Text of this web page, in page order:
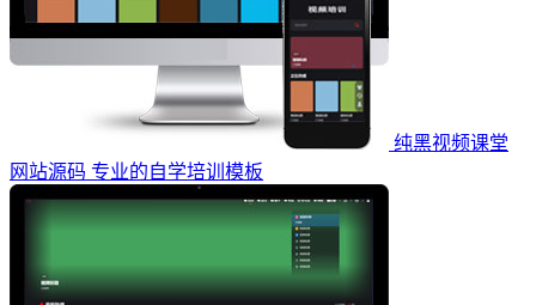
纯黑视频课堂
网站源码 专业的自学培训模板